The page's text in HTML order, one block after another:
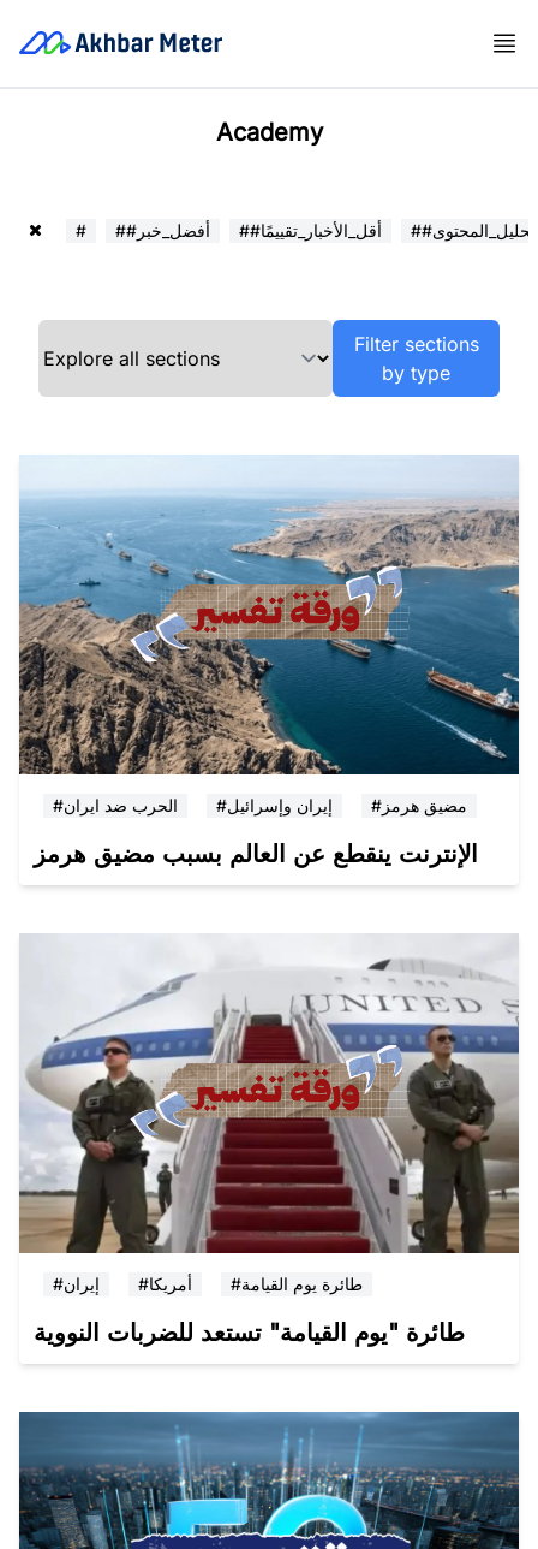
Academy
# ##أفضل_خبر ##أقل_الأخبار_تقييمًا ##تحليل_المحتوى
Filter sections
by type
#الحرب ضد ايران #إيران وإسرائيل #مضيق هرمز
الإنترنت ينقطع عن العالم بسبب مضيق هرمز
#إيران #أمريكا #طائرة يوم القيامة
طائرة "يوم القيامة" تستعد للضربات النووية